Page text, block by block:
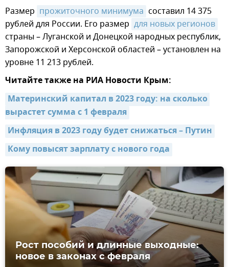
Размер прожиточного минимума составил 14 375
рублей для России. Его размер для новых регионов
страны – Луганской и Донецкой народных республик,
Запорожской и Херсонской областей – установлен на
уровне 11 213 рублей.
Читайте также на РИА Новости Крым:
Материнский капитал в 2023 году: на сколько
вырастет сумма с 1 февраля
Инфляция в 2023 году будет снижаться – Путин
Кому повысят зарплату с нового года
Рост пособий и длинные выходные:
новое в законах с февраля